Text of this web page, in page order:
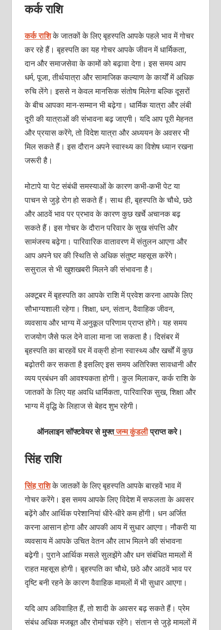
कर्क राशि
कर्क राशिके जातकों के लिए बृहस्पति आपके पहले भाव में गोचर
कर रहे हैं। बृहस्पति का यह गोचर आपके जीवन में धार्मिकता,
दान और समाजसेवा के कामों को बढ़ावा देगा। इस समय आप
धर्म, पूजा, तीर्थयात्रा और सामाजिक कल्याण के कार्यों में अधिक
रुचि लेंगे। इससे न केवल मानसिक संतोष मिलेगा बल्कि दूसरों
के बीच आपका मान-सम्मान भी बढ़ेगा। धार्मिक यात्रा और लंबी
दूरी की यात्राओं की संभावना बढ़ जाएगी। यदि आप पूरी मेहनत
और प्रयास करेंगे, तो विदेश यात्रा और अध्ययन के अवसर भी
मिल सकते हैं। इस दौरान अपने स्वास्थ्य का विशेष ध्यान रखना
जरूरी है।
मोटापे या पेट संबंधी समस्याओं के कारण कभी-कभी पेट या
पाचन से जुड़े रोग हो सकते हैं। साथ ही, बृहस्पति के चौथे, छठे
और आठवें भाव पर प्रभाव के कारण कुछ खर्चे अचानक बढ़
सकते हैं। इस गोचर के दौरान परिवार के सुख संपत्ति और
सामंजस्य बढ़ेगा। पारिवारिक वातावरण में संतुलन आएगा और
आप अपने घर की स्थिति से अधिक संतुष्ट महसूस करेंगे।
ससुराल से भी खुशखबरी मिलने की संभावना है।
अक्टूबर में बृहस्पति का आपके राशि में प्रवेश करना आपके लिए
सौभाग्यशाली रहेगा। शिक्षा, धन, संतान, वैवाहिक जीवन,
व्यवसाय और भाग्य में अनुकूल परिणाम प्राप्त होंगे। यह समय
राजयोग जैसे फल देने वाला माना जा सकता है। दिसंबर में
बृहस्पति का बारहवें घर में वक्री होना स्वास्थ्य और खर्चों में कुछ
बढ़ोतरी कर सकता है इसलिए इस समय अतिरिक्त सावधानी और
व्यय प्रबंधन की आवश्यकता होगी। कुल मिलाकर, कर्क राशि के
जातकों के लिए यह अवधि धार्मिकता, पारिवारिक सुख, शिक्षा और
भाग्य में वृद्धि के लिहाज से बेहद शुभ रहेगी।
ऑनलाइन सॉफ्टवेयर से मुफ्तजन्म कुंडलीप्राप्त करे।
सिंह राशि
सिंह राशिके जातकों के लिए बृहस्पति आपके बारहवें भाव में
गोचर करेंगे। इस समय आपके लिए विदेश में सफलता के अवसर
बढ़ेंगे और आर्थिक परेशानियां धीरे-धीरे कम होंगी। धन अर्जित
करना आसान होगा और आपकी आय में सुधार आएगा। नौकरी या
व्यवसाय में आपके उचित वेतन और लाभ मिलने की संभावना
बढ़ेगी। पुराने आर्थिक मसले सुलझेंगे और धन संबंधित मामलों में
राहत महसूस होगी। बृहस्पति का चौथे, छठे और आठवें भाव पर
दृष्टि बनी रहने के कारण वैवाहिक मामलों में भी सुधार आएगा।
यदि आप अविवाहित हैं, तो शादी के अवसर बढ़ सकते हैं। प्रेम
संबंध अधिक मजबूत और रोमांचक रहेंगे। संतान से जुड़े मामलों में